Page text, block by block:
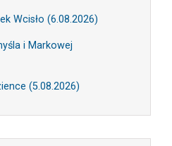
Wcisło (6.08.2026)
i Markowej
(5.08.2026)